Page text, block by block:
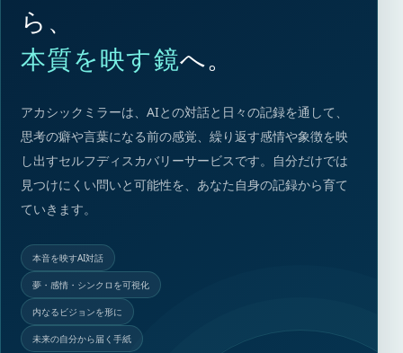
ら、
本質を映す鏡へ。
アカシックミラーは、AIとの対話と日々の記録を通して、
思考の癖や言葉になる前の感覚、繰り返す感情や象徴を映
し出すセルフディスカバリーサービスです。自分だけでは
見つけにくい問いと可能性を、あなた自身の記録から育て
ていきます。
本音を映すAI対話
夢・感情・シンクロを可視化
内なるビジョンを形に
未来の自分から届く手紙